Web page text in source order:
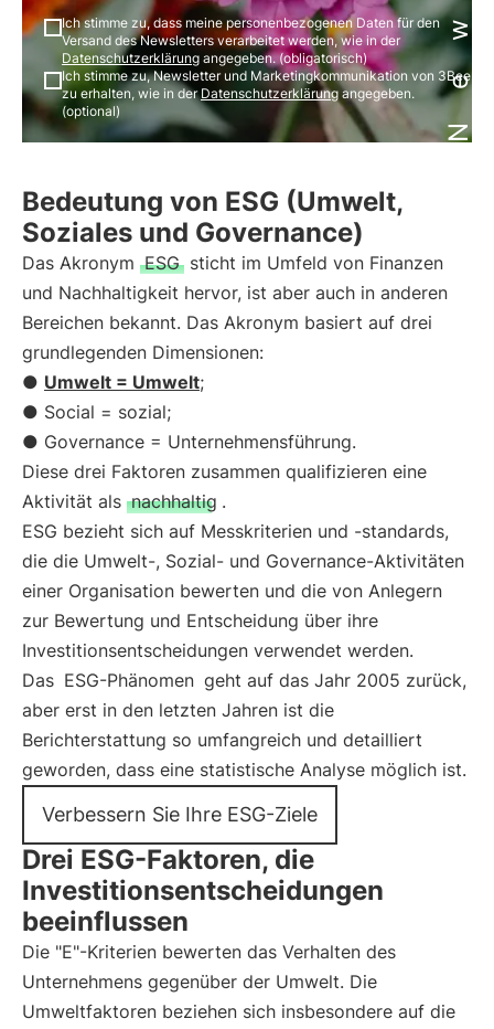
Ich stimme zu, dass meine personenbezogenen Daten für den
Versand des Newsletters verarbeitet werden, wie in der
Datenschutzerklärung angegeben. (obligatorisch)
Ich stimme zu, Newsletter und Marketingkommunikation von 3Bee
zu erhalten, wie in derDatenschutzerklärungangegeben.
(optional)
Bedeutung von ESG (Umwelt,
Soziales und Governance)
Das Akronym ESG sticht im Umfeld von Finanzen
und Nachhaltigkeit hervor, ist aber auch in anderen
Bereichen bekannt. Das Akronym basiert auf drei
grundlegenden Dimensionen:
● Umwelt = Umwelt;
● Social = sozial;
● Governance = Unternehmensführung.
Diese drei Faktoren zusammen qualifizieren eine
Aktivität als nachhaltig .
ESG bezieht sich auf Messkriterien und -standards,
die die Umwelt-, Sozial- und Governance-Aktivitäten
einer Organisation bewerten und die von Anlegern
zur Bewertung und Entscheidung über ihre
Investitionsentscheidungen verwendet werden.
Das ESG-Phänomen geht auf das Jahr 2005 zurück,
aber erst in den letzten Jahren ist die
Berichterstattung so umfangreich und detailliert
geworden, dass eine statistische Analyse möglich ist.
Verbessern Sie Ihre ESG-Ziele
Drei ESG-Faktoren, die
Investitionsentscheidungen
beeinflussen
Die "E"-Kriterien bewerten das Verhalten des
Unternehmens gegenüber der Umwelt. Die
Umweltfaktoren beziehen sich insbesondere auf die